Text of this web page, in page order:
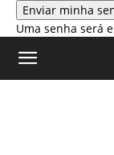
Uma senha será